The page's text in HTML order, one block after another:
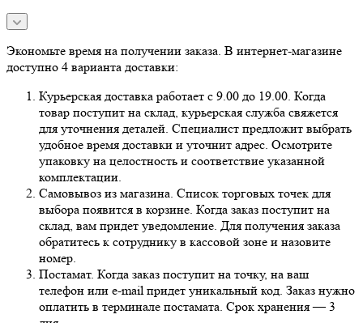
Экономьте время на получении заказа. В интернет-магазине
доступно 4 варианта доставки:
Курьерская доставка работает с 9.00 до 19.00. Когда
товар поступит на склад, курьерская служба свяжется
для уточнения деталей. Специалист предложит выбрать
удобное время доставки и уточнит адрес. Осмотрите
упаковку на целостность и соответствие указанной
комплектации.
Самовывоз из магазина. Список торговых точек для
выбора появится в корзине. Когда заказ поступит на
склад, вам придет уведомление. Для получения заказа
обратитесь к сотруднику в кассовой зоне и назовите
номер.
Постамат. Когда заказ поступит на точку, на ваш
телефон или e-mail придет уникальный код. Заказ нужно
оплатить в терминале постамата. Срок хранения — 3